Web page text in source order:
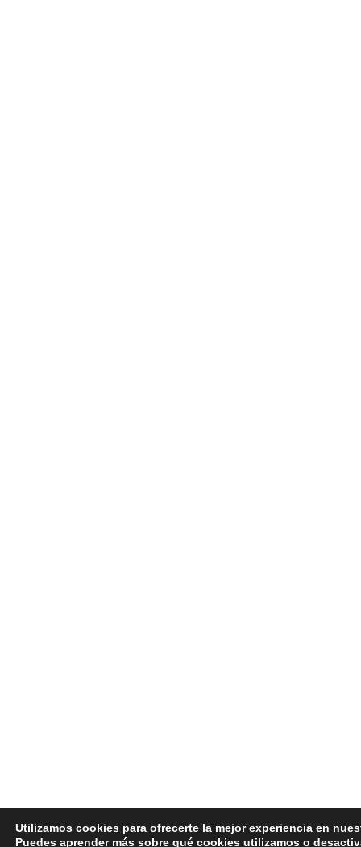
Utilizamos cookies para ofrecerte la mejor experiencia en
Puedes aprender más sobre qué cookies utilizamos o